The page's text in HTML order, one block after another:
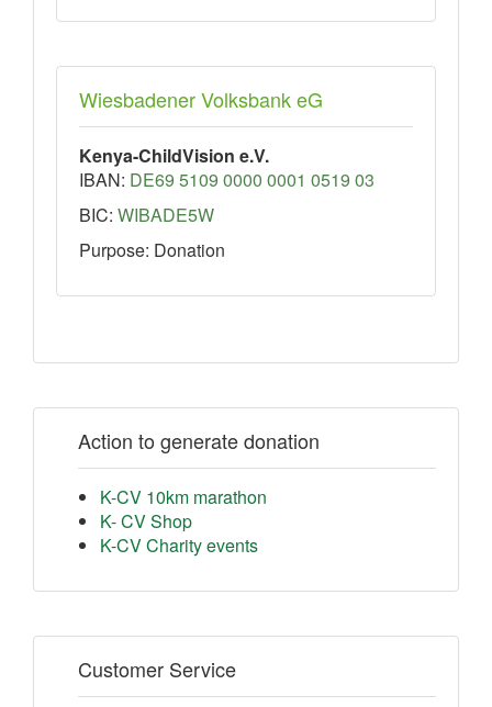
Wiesbadener Volksbank eG
Kenya-ChildVision e.V.
IBAN: DE69 5109 0000 0001 0519 03
BIC: WIBADE5W
Purpose: Donation
Action to generate donation
K-CV 10km marathon
K- CV Shop
K-CV Charity events
Customer Service